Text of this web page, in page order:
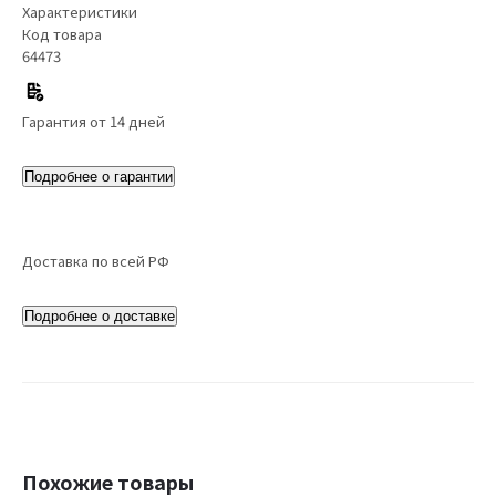
Характеристики
Код товара
64473
Гарантия от 14 дней
Подробнее о гарантии
Доставка по всей РФ
Подробнее о доставке
Похожие товары